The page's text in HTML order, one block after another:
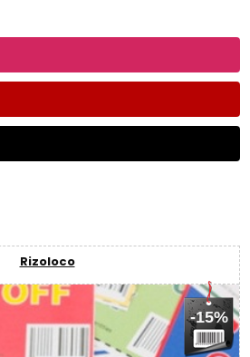
Rizoloco
-15%